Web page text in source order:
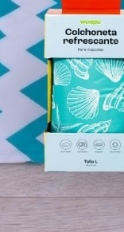
Comedero